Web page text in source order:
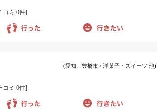
コミ0件]
(愛知 、豊橋市 / 洋菓子・スイーツ 他)
コミ0件]